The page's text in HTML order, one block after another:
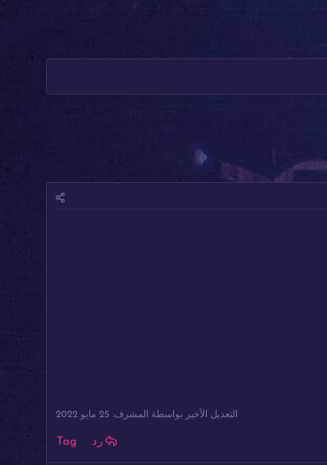
التعديل الأخير بواسطة المشرف: 25 مايو 2022
رد Tag